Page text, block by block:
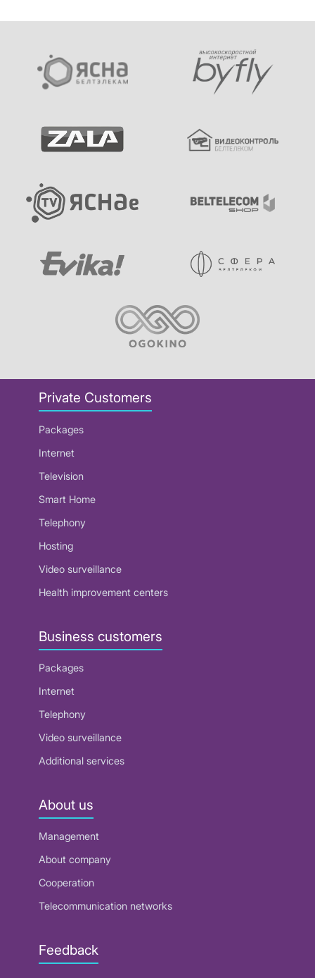
Private Customers
Packages
Internet
Television
Smart Home
Telephony
Hosting
Video surveillance
Health improvement centers
Business customers
Packages
Internet
Telephony
Video surveillance
Additional services
About us
Management
About company
Cooperation
Telecommunication networks
Feedback